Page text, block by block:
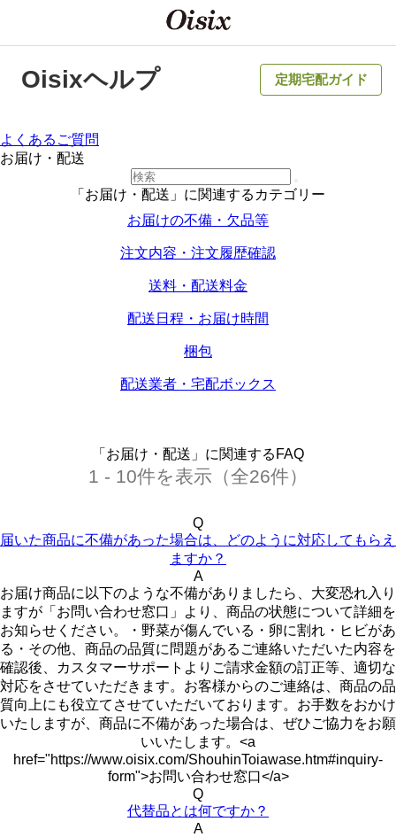
Oisixヘルプ 定期宅配ガイド
よくあるご質問
お届け・配送
「お届け・配送」に関連するカテゴリー
お届けの不備・欠品等
注文内容・注文履歴確認
送料・配送料金
配送日程・お届け時間
梱包
配送業者・宅配ボックス
「お届け・配送」に関連するFAQ
1 - 10件を表示（全26件）
Q
届いた商品に不備があった場合は、どのように対応してもらえ
ますか？
A
お届け商品に以下のような不備がありましたら、大変恐れ入り
ますが「お問い合わせ窓口」より、商品の状態について詳細を
お知らせください。・野菜が傷んでいる・卵に割れ・ヒビがあ
る・その他、商品の品質に問題があるご連絡いただいた内容を
確認後、カスタマーサポートよりご請求金額の訂正等、適切な
対応をさせていただきます。お客様からのご連絡は、商品の品
質向上にも役立てさせていただいております。お手数をおかけ
いたしますが、商品に不備があった場合は、ぜひご協力をお願
いいたします。<a
href="https://www.oisix.com/ShouhinToiawase.htm#inquiry-
form">お問い合わせ窓口</a>
Q
代替品とは何ですか？
A